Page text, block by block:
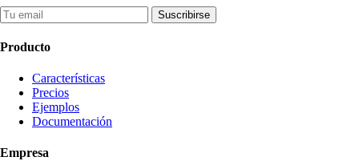
Suscribirse
Producto
Características
Precios
Ejemplos
Documentación
Empresa